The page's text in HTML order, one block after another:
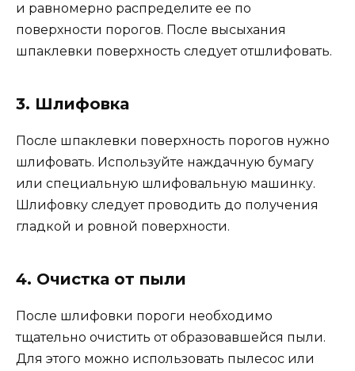
и равномерно распределите ее по
поверхности порогов. После высыхания
шпаклевки поверхность следует отшлифовать.
3. Шлифовка
После шпаклевки поверхность порогов нужно
шлифовать. Используйте наждачную бумагу
или специальную шлифовальную машинку.
Шлифовку следует проводить до получения
гладкой и ровной поверхности.
4. Очистка от пыли
После шлифовки пороги необходимо
тщательно очистить от образовавшейся пыли.
Для этого можно использовать пылесос или